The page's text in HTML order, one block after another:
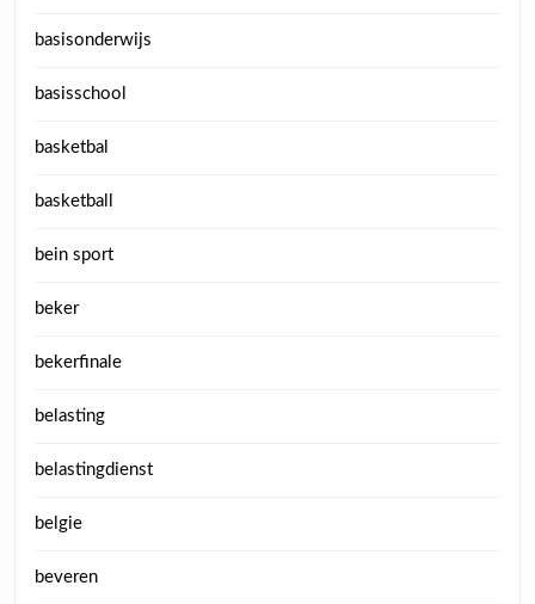
basisonderwijs
basisschool
basketbal
basketball
bein sport
beker
bekerfinale
belasting
belastingdienst
belgie
beveren